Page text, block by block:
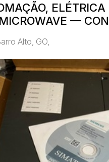
—
Alto, GO,